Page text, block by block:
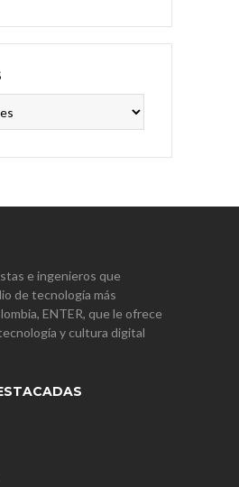
e ingenieros que
de tecnología más
ENTER, que le ofrece
y cultura digital